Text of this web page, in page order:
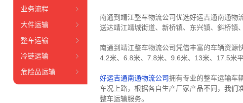
南通到靖江整车物流公司优选好运吉通南通物
送达靖江靖城街道、新桥镇、东兴镇、斜桥镇
南通到靖江整车物流公司凭借丰富的车辆资源
4.2米、6.8米、7.8米、9.6米、13米、17.5米
好运吉通南通物流公司拥有专业的整车运输车
车况上路，根据各自生产厂家产品不同，我们
整车运输服务。
业务流程
大件运输
整车运输
冷链运输
危险品运输